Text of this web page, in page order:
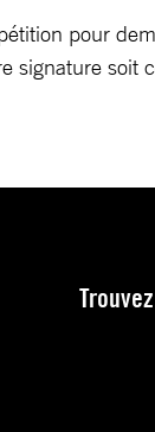
pour
signature soit